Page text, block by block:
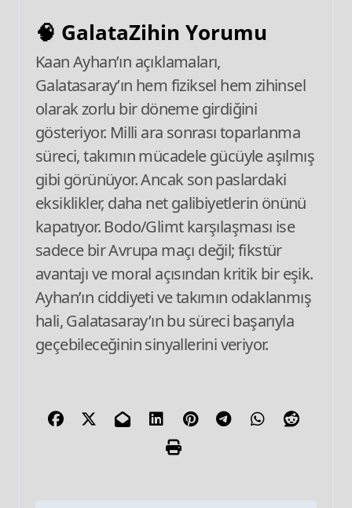
🧠 GalataZihin Yorumu
Kaan Ayhan’ın açıklamaları,
Galatasaray’ın hem fiziksel hem zihinsel
olarak zorlu bir döneme girdiğini
gösteriyor. Milli ara sonrası toparlanma
süreci, takımın mücadele gücüyle aşılmış
gibi görünüyor. Ancak son paslardaki
eksiklikler, daha net galibiyetlerin önünü
kapatıyor. Bodo/Glimt karşılaşması ise
sadece bir Avrupa maçı değil; fikstür
avantajı ve moral açısından kritik bir eşik.
Ayhan’ın ciddiyeti ve takımın odaklanmış
hali, Galatasaray’ın bu süreci başarıyla
geçebileceğinin sinyallerini veriyor.